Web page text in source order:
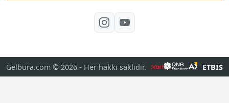
Gelbura.com © 2026 - Her hakkı saklıdır. ETBIS